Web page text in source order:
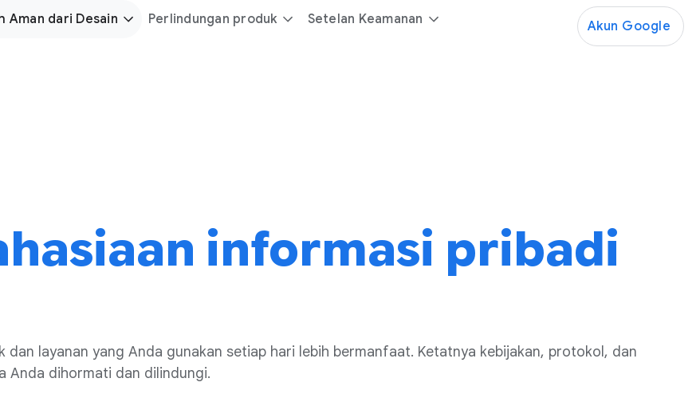
Aman dari Desain Perlindungan produk Setelan Keamanan Akun Google
informasi pribadi
layanan yang Anda gunakan setiap hari lebih bermanfaat. Ketatnya kebijakan, protokol, dan
Anda dihormati dan dilindungi.